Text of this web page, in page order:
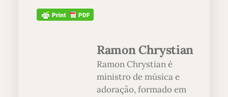
Ramon Chrystian
Ramon Chrystian é
ministro de música e
adoração, formado em